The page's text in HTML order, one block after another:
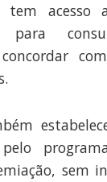
tem acesso
para
sem